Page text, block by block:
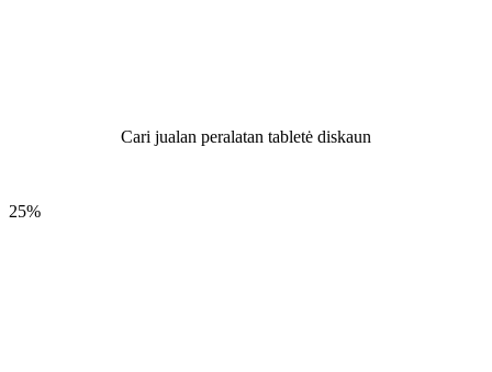
Cari jualan peralatan tabletė diskaun
25%